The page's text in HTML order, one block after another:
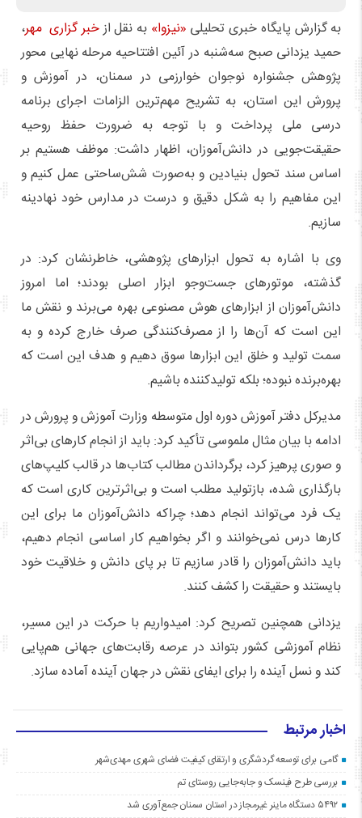
به گزارش پایگاه خبری تحلیلی «نیزوا» به نقل ازخبر گزاری مهر،
حمید یزدانی صبح سه‌شنبه در آئین افتتاحیه مرحله نهایی محور
پژوهش جشنواره نوجوان خوارزمی در سمنان، در آموزش و
پرورش این استان، به تشریح مهم‌ترین الزامات اجرای برنامه
درسی ملی پرداخت و با توجه به ضرورت حفظ روحیه
حقیقت‌جویی در دانش‌آموزان، اظهار داشت: موظف هستیم بر
اساس سند تحول بنیادین و به‌صورت شش‌ساحتی عمل کنیم و
این مفاهیم را به شکل دقیق و درست در مدارس خود نهادینه
سازیم.
وی با اشاره به تحول ابزارهای پژوهشی، خاطرنشان کرد: در
گذشته، موتورهای جست‌وجو ابزار اصلی بودند؛ اما امروز
دانش‌آموزان از ابزارهای هوش مصنوعی بهره می‌برند و نقش ما
این است که آن‌ها را از مصرف‌کنندگی صرف خارج کرده و به
سمت تولید و خلق این ابزارها سوق دهیم و هدف این است که
بهره‌برنده نبوده؛ بلکه تولیدکننده باشیم.
مدیرکل دفتر آموزش دوره اول متوسطه وزارت آموزش و پرورش در
ادامه با بیان مثال ملموسی تأکید کرد: باید از انجام کارهای بی‌اثر
و صوری پرهیز کرد، برگرداندن مطالب کتاب‌ها در قالب کلیپ‌های
بارگذاری شده، بازتولید مطلب است و بی‌اثرترین کاری است که
یک فرد می‌تواند انجام دهد؛ چراکه دانش‌آموزان ما برای این
کارها درس نمی‌خوانند و اگر بخواهیم کار اساسی انجام دهیم،
باید دانش‌آموزان را قادر سازیم تا بر پای دانش و خلاقیت خود
بایستند و حقیقت را کشف کنند.
یزدانی همچنین تصریح کرد: امیدواریم با حرکت در این مسیر،
نظام آموزشی کشور بتواند در عرصه رقابت‌های جهانی هم‌پایی
کند و نسل آینده را برای ایفای نقش در جهان آینده آماده سازد.
اخبار مرتبط
گامی برای توسعه گردشگری و ارتقای کیفیت فضای شهری مهدی‌شهر
بررسی طرح فینسک و جابه‌جایی روستای تم
۵۴۹۲ دستگاه ماینر غیرمجاز در استان سمنان جمع‌آوری شد